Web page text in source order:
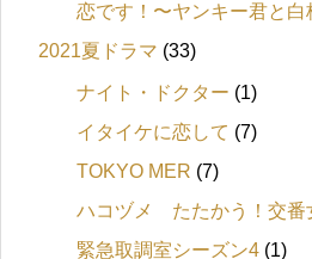
恋です！〜ヤンキー君と白
2021夏ドラマ (33)
ナイト・ドクター (1)
イタイケに恋して (7)
TOKYO MER (7)
ハコヅメ たたかう！交番
緊急取調室シーズン4 (1)